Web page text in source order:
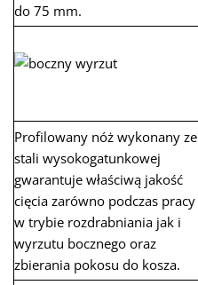
do 75 mm.
Profilowany nóż wykonany ze
stali wysokogatunkowej
gwarantuje właściwą jakość
cięcia zarówno podczas pracy
w trybie rozdrabniania jak i
wyrzutu bocznego oraz
zbierania pokosu do kosza.